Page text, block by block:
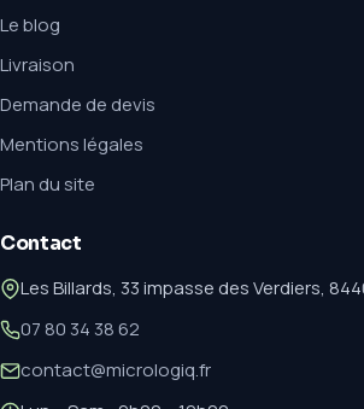
Le blog
Livraison
Demande de devis
Mentions légales
Plan du site
Contact
Les Billards, 33 impasse des Verdiers,
07 80 34 38 62
contact@micrologiq.fr